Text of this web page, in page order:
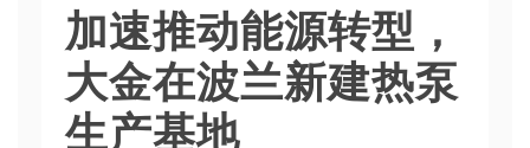
加速推动能源转型，
大金在波兰新建热泵
生产基地